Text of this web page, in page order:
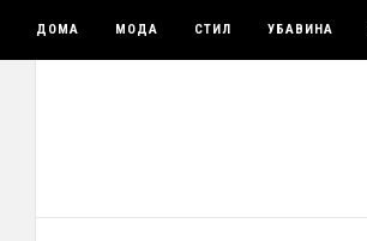
ДОМА МОДА СТИЛ УБАВИНА